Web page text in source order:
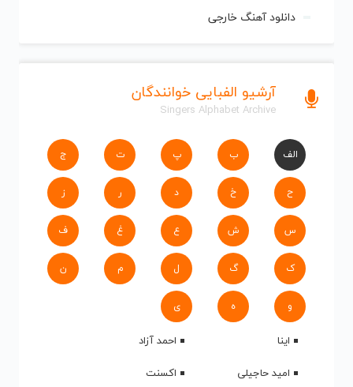
دانلود آهنگ خارجی
آرشیو الفبایی خوانندگان
Singers Alphabet Archive
الف ب پ ت ج
ح خ د ر ز
س ش ع غ ف
ک گ ل م ن
و ه ی
اینا
احمد آزاد
امید حاجیلی
اکسنت